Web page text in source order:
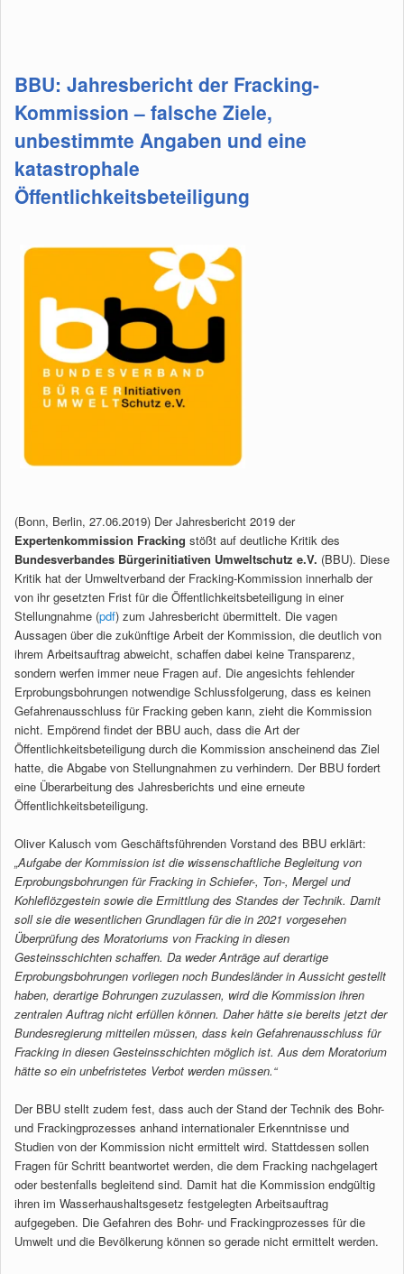
BBU: Jahresbericht der Fracking-
Kommission – falsche Ziele,
unbestimmte Angaben und eine
katastrophale
Öffentlichkeitsbeteiligung
(Bonn, Berlin, 27.06.2019) Der Jahresbericht 2019 der
Expertenkommission Fracking stößt auf deutliche Kritik des
Bundesverbandes Bürgerinitiativen Umweltschutz e.V. (BBU). Diese
Kritik hat der Umweltverband der Fracking-Kommission innerhalb der
von ihr gesetzten Frist für die Öffentlichkeitsbeteiligung in einer
Stellungnahme (pdf) zum Jahresbericht übermittelt. Die vagen
Aussagen über die zukünftige Arbeit der Kommission, die deutlich von
ihrem Arbeitsauftrag abweicht, schaffen dabei keine Transparenz,
sondern werfen immer neue Fragen auf. Die angesichts fehlender
Erprobungsbohrungen notwendige Schlussfolgerung, dass es keinen
Gefahrenausschluss für Fracking geben kann, zieht die Kommission
nicht. Empörend findet der BBU auch, dass die Art der
Öffentlichkeitsbeteiligung durch die Kommission anscheinend das Ziel
hatte, die Abgabe von Stellungnahmen zu verhindern. Der BBU fordert
eine Überarbeitung des Jahresberichts und eine erneute
Öffentlichkeitsbeteiligung.
Oliver Kalusch vom Geschäftsführenden Vorstand des BBU erklärt:
„Aufgabe der Kommission ist die wissenschaftliche Begleitung von
Erprobungsbohrungen für Fracking in Schiefer-, Ton-, Mergel und
Kohleflözgestein sowie die Ermittlung des Standes der Technik. Damit
soll sie die wesentlichen Grundlagen für die in 2021 vorgesehen
Überprüfung des Moratoriums von Fracking in diesen
Gesteinsschichten schaffen. Da weder Anträge auf derartige
Erprobungsbohrungen vorliegen noch Bundesländer in Aussicht gestellt
haben, derartige Bohrungen zuzulassen, wird die Kommission ihren
zentralen Auftrag nicht erfüllen können. Daher hätte sie bereits jetzt der
Bundesregierung mitteilen müssen, dass kein Gefahrenausschluss für
Fracking in diesen Gesteinsschichten möglich ist. Aus dem Moratorium
hätte so ein unbefristetes Verbot werden müssen.“
Der BBU stellt zudem fest, dass auch der Stand der Technik des Bohr-
und Frackingprozesses anhand internationaler Erkenntnisse und
Studien von der Kommission nicht ermittelt wird. Stattdessen sollen
Fragen für Schritt beantwortet werden, die dem Fracking nachgelagert
oder bestenfalls begleitend sind. Damit hat die Kommission endgültig
ihren im Wasserhaushaltsgesetz festgelegten Arbeitsauftrag
aufgegeben. Die Gefahren des Bohr- und Frackingprozesses für die
Umwelt und die Bevölkerung können so gerade nicht ermittelt werden.